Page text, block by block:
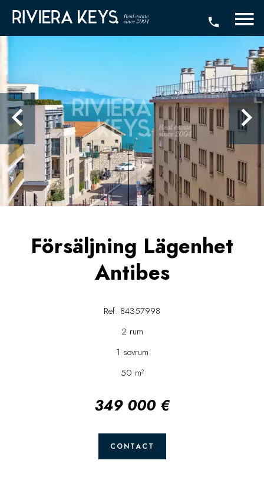
Försäljning Lägenhet
Antibes
Ref. 84357998
2 rum
1 sovrum
50 m²
349 000 €
CONTACT